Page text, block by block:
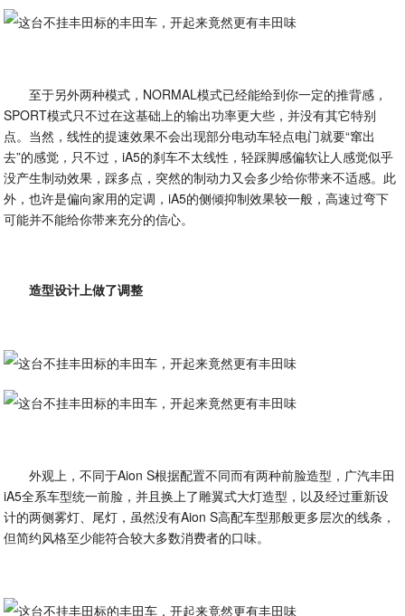
至于另外两种模式，NORMAL模式已经能给到你一定的推背感，
SPORT模式只不过在这基础上的输出功率更大些，并没有其它特别
点。当然，线性的提速效果不会出现部分电动车轻点电门就要“窜出
去”的感觉，只不过，iA5的刹车不太线性，轻踩脚感偏软让人感觉似乎
没产生制动效果，踩多点，突然的制动力又会多少给你带来不适感。此
外，也许是偏向家用的定调，iA5的侧倾抑制效果较一般，高速过弯下
可能并不能给你带来充分的信心。
造型设计上做了调整
外观上，不同于Aion S根据配置不同而有两种前脸造型，广汽丰田
iA5全系车型统一前脸，并且换上了雕翼式大灯造型，以及经过重新设
计的两侧雾灯、尾灯，虽然没有Aion S高配车型那般更多层次的线条，
但简约风格至少能符合较大多数消费者的口味。